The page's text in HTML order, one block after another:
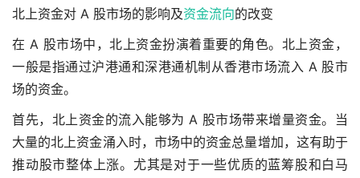
北上资金对 A 股市场的影响及资金流向的改变
在 A 股市场中，北上资金扮演着重要的角色。北上资金，
一般是指通过沪港通和深港通机制从香港市场流入 A 股市
场的资金。
首先，北上资金的流入能够为 A 股市场带来增量资金。当
大量的北上资金涌入时，市场中的资金总量增加，这有助于
推动股市整体上涨。尤其是对于一些优质的蓝筹股和白马